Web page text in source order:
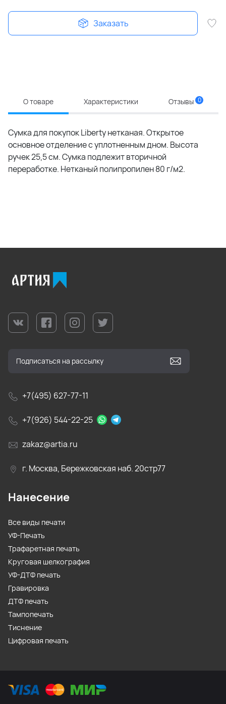
Заказать
О товаре Характеристики Отзывы 0
Сумка для покупок Liberty нетканая. Открытое
основное отделение с уплотненным дном. Высота
ручек 25,5 см. Сумка подлежит вторичной
переработке. Нетканый полипропилен 80 г/м2.
+7(495) 627-77-11
+7(926) 544-22-25
zakaz@artia.ru
г. Москва, Бережковская наб. 20стр77
Нанесение
Все виды печати
УФ-Печать
Трафаретная печать
Круговая шелкография
УФ-ДТФ печать
Гравировка
ДТФ печать
Тампопечать
Тиснение
Цифровая печать